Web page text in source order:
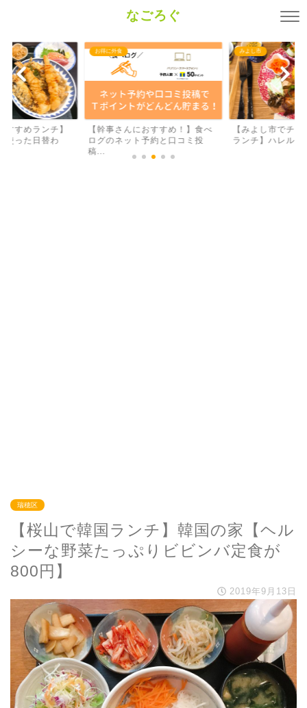
なごろぐ
すすめランチ】
使った日替わ
お得に外食
【幹事さんにおすすめ！】食べ
ログのネット予約と口コミ投
稿...
みよし市
【みよし市でチ
ランチ】ハレル
瑞穂区
【桜山で韓国ランチ】韓国の家【ヘル
シーな野菜たっぷりビビンバ定食が
800円】
2019年9月13日